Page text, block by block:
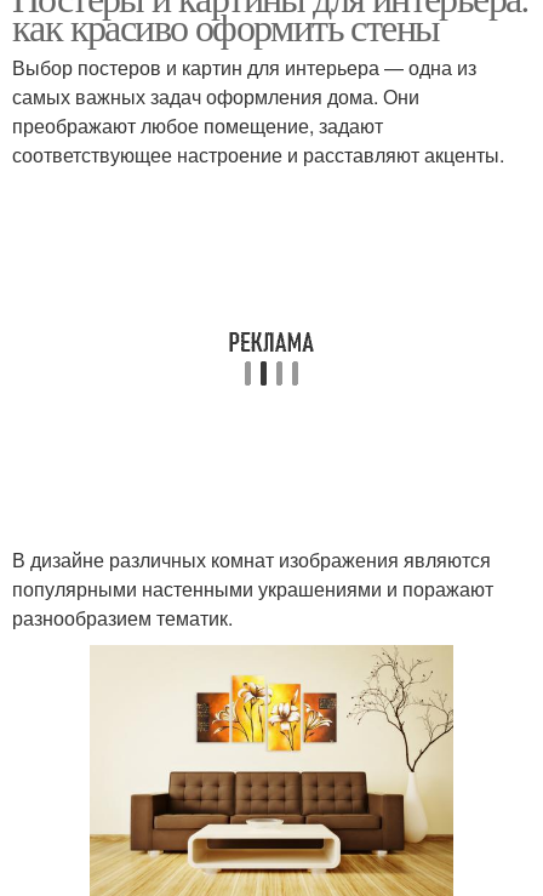
как красиво оформить стены
Выбор постеров и картин для интерьера — одна из
самых важных задач оформления дома. Они
преображают любое помещение, задают
соответствующее настроение и расставляют акценты.
В дизайне различных комнат изображения являются
популярными настенными украшениями и поражают
разнообразием тематик.